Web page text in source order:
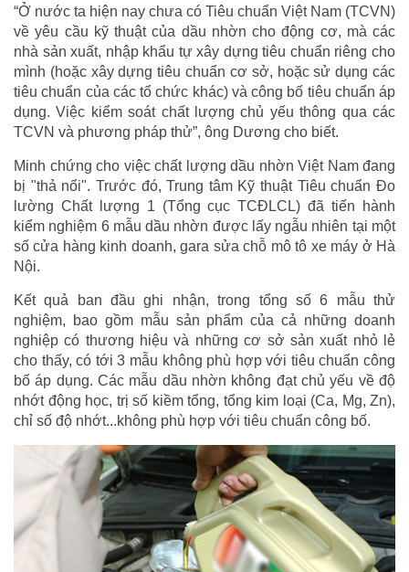
“Ở nước ta hiện nay chưa có Tiêu chuẩn Việt Nam (TCVN)
về yêu cầu kỹ thuật của dầu nhờn cho động cơ, mà các
nhà sản xuất, nhập khẩu tự xây dựng tiêu chuẩn riêng cho
mình (hoặc xây dựng tiêu chuẩn cơ sở, hoặc sử dụng các
tiêu chuẩn của các tổ chức khác) và công bố tiêu chuẩn áp
dụng. Việc kiểm soát chất lượng chủ yếu thông qua các
TCVN và phương pháp thử”, ông Dương cho biết.
Minh chứng cho việc chất lượng dầu nhờn Việt Nam đang
bị "thả nổi". Trước đó, Trung tâm Kỹ thuật Tiêu chuẩn Đo
lường Chất lượng 1 (Tổng cục TCĐLCL) đã tiến hành
kiểm nghiệm 6 mẫu dầu nhờn được lấy ngẫu nhiên tại một
số cửa hàng kinh doanh, gara sửa chỗ mô tô xe máy ở Hà
Nội.
Kết quả ban đầu ghi nhận, trong tổng số 6 mẫu thử
nghiệm, bao gồm mẫu sản phẩm của cả những doanh
nghiệp có thương hiệu và những cơ sở sản xuất nhỏ lẻ
cho thấy, có tới 3 mẫu không phù hợp với tiêu chuẩn công
bố áp dụng. Các mẫu dầu nhờn không đạt chủ yếu về độ
nhớt động học, trị số kiềm tổng, tổng kim loại (Ca, Mg, Zn),
chỉ số độ nhớt...không phù hợp với tiêu chuẩn công bố.